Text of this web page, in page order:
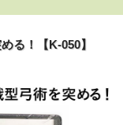
る！【K-050】